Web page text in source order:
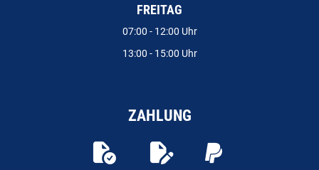
FREITAG
07:00 - 12:00 Uhr
13:00 - 15:00 Uhr
ZAHLUNG